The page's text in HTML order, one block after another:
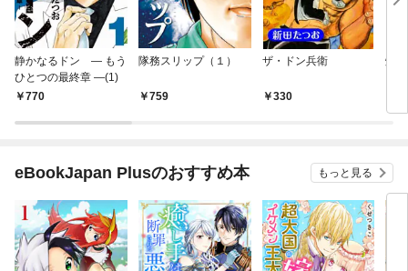
静かなるドン ― もう
ひとつの最終章 ―(1)
770
隊務スリップ（１）
759
ザ・ドン兵衛
330
爆
eBookJapan Plusのおすすめ本 もっと見る